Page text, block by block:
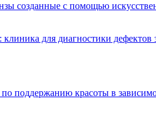
созданные с помощью
для диагностики дефектов
поддержанию красоты в